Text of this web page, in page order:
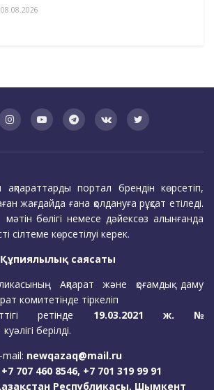
08.08.2026
портал брендін көрсетіп,
жағдайда ғана қолдануға рұқсат етіледі.
бөлігі немесе дәйексөз алынғанда
сілтеме көрсетілуі керек.
Құпиялылық саясаты
Ақпарат және қоғамдық даму
комитетінде тіркеліп
ретінде 19.03.2021 ж. №
куәлігі берілді.
mail: newqazaq@mail.ru
+7 707 460 8546, +7 701 319 99 91
Республикасы, Шымкент